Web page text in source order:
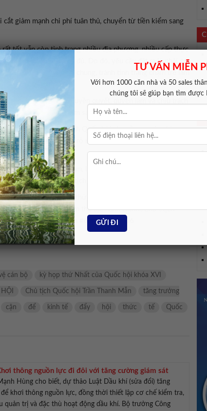
TƯ VẤN MIỄN
Với hơn 1000 căn nhà và 50 sales
chúng tôi sẽ giúp bạn tìm được
giảm mạnh chi phí tuân thủ, chuyển từ tiền kiểm sang
tốt vẫn còn tình trạng nhiều địa phương, nhiều cấp thực
lý đã tương đối đầy đủ. Do đó, yêu cầu đặt ra là phải có
trách nhiệm vì lợi ích chung, tránh tình trạng chậm trễ làm
để địa phương có quyền quyết, quyền làm và chịu trách
chế, kiểm tra và giám sát.
thực hiện, Chủ tịch Quốc hội cho rằng, mọi nghị
được lượng hóa bằng rõ người, rõ việc, rõ thời hạn, rõ
ai làm, lúc nào làm, lúc nào xong, sản phẩm như thế
có sản phẩm,” Chủ tịch Quốc hội nhấn mạnh.
Thanh Mẫn,kỳ họp thứ Nhất của Quốc hội khóa
vệ cán bộ,cắt giảm thủ tục hành chính#Chủ #tịch
#để #thúc #đẩy #kinh #tế1775806906
cán bộ kỳ họp thứ Nhất của Quốc hội khóa XVI
Chủ tịch Quốc hội Trần Thanh Mẫn tăng trưởng
cận để kinh tế đẩy hội thức tế Quốc
thông nguồn lực đi đôi với tăng cường giám sát
Hùng cho biết, dự thảo Luật Dầu khí (sửa đổi) tăng
khơi thông nguồn lực, đồng thời thiết lập cơ chế kiểm tra,
quản trị và đặc thù hoạt động dầu khí. Bộ trưởng Công